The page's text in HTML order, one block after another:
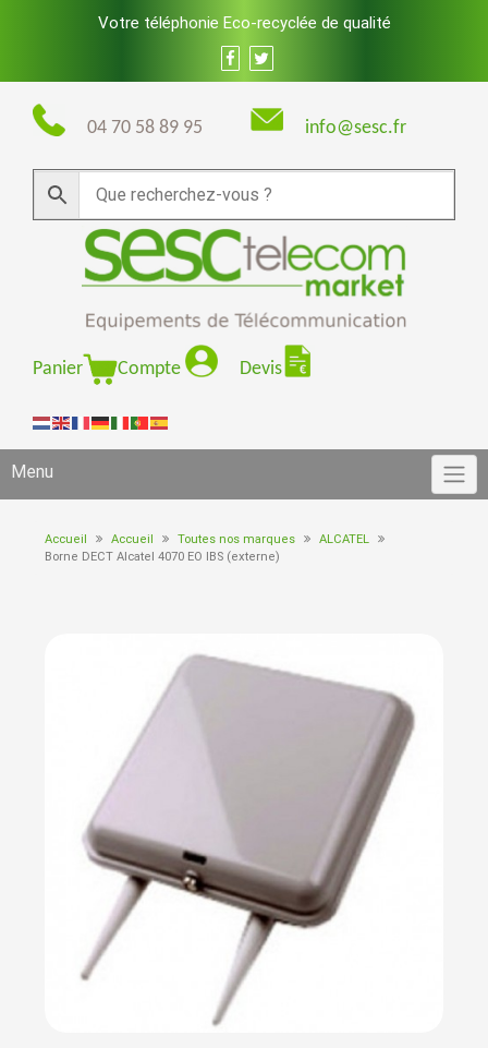
Votre téléphonie Eco-recyclée de qualité
04 70 58 89 95 info@sesc.fr
Panier Compte Devis
Menu
Accueil Accueil Toutes nos marques
ALCATEL
Borne DECT Alcatel 4070 EO IBS (externe)